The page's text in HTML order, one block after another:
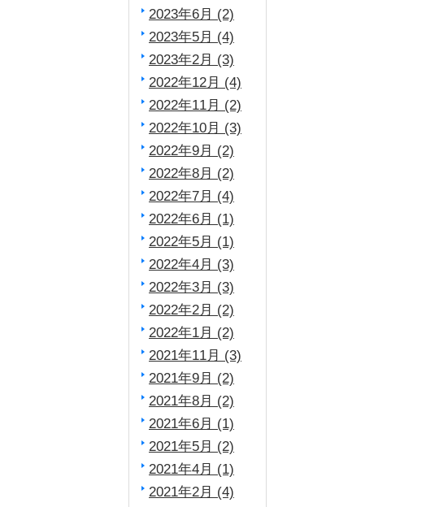
2023年6月 (2)
2023年5月 (4)
2023年2月 (3)
2022年12月 (4)
2022年11月 (2)
2022年10月 (3)
2022年9月 (2)
2022年8月 (2)
2022年7月 (4)
2022年6月 (1)
2022年5月 (1)
2022年4月 (3)
2022年3月 (3)
2022年2月 (2)
2022年1月 (2)
2021年11月 (3)
2021年9月 (2)
2021年8月 (2)
2021年6月 (1)
2021年5月 (2)
2021年4月 (1)
2021年2月 (4)